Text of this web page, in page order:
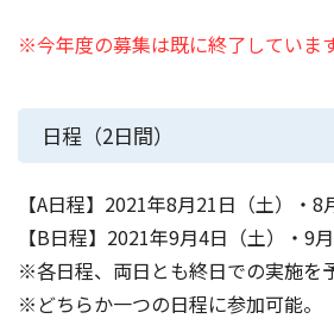
※今年度の募集は既に終了しています
日程（2日間）
【A日程】2021年8月21日（土）・8
【B日程】2021年9月4日（土）・9月
※各日程、両日とも終日での実施を
※どちらか一つの日程に参加可能。